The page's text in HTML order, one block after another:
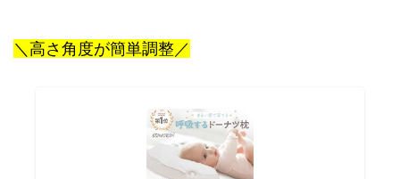
＼高さ角度が簡単調整／